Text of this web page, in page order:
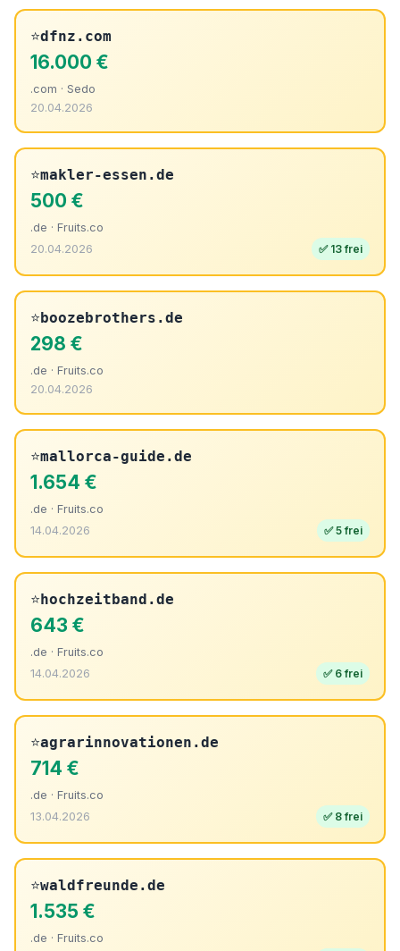
⭐dfnz.com
16.000 €
.com · Sedo
20.04.2026
⭐makler-essen.de
500 €
.de · Fruits.co
20.04.2026
✅ 13 frei
⭐boozebrothers.de
298 €
.de · Fruits.co
20.04.2026
⭐mallorca-guide.de
1.654 €
.de · Fruits.co
14.04.2026
✅ 5 frei
⭐hochzeitband.de
643 €
.de · Fruits.co
14.04.2026
✅ 6 frei
⭐agrarinnovationen.de
714 €
.de · Fruits.co
13.04.2026
✅ 8 frei
⭐waldfreunde.de
1.535 €
.de · Fruits.co